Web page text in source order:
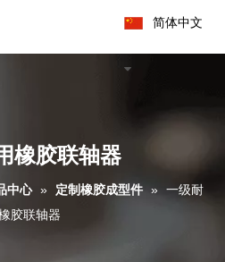
简体中文
橡胶联轴器
中心 » 定制橡胶成型件 » 一级耐
胶联轴器